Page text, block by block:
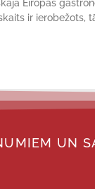
Eiropas
ir ierobežots,
UN